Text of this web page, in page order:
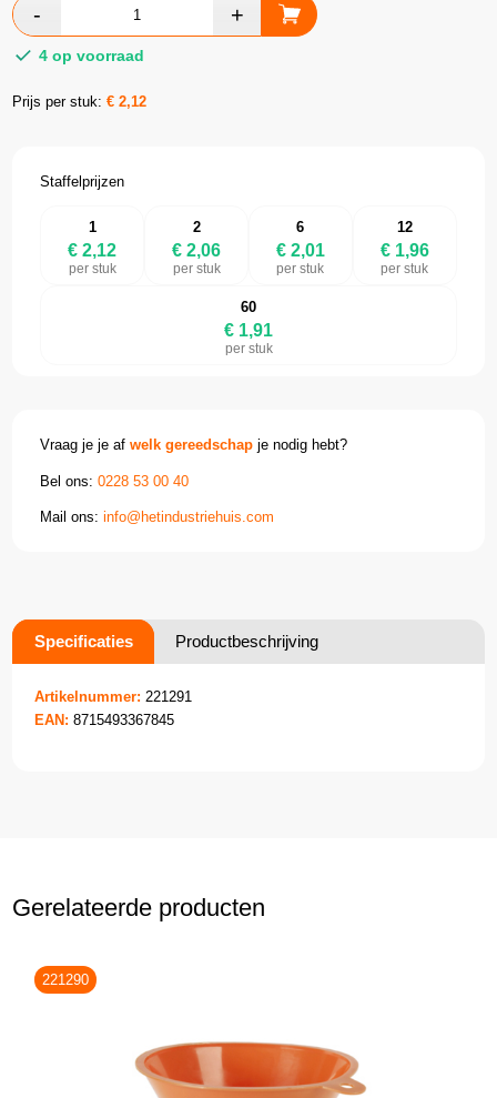
4 op voorraad
Prijs per stuk:€2,12
Staffelprijzen
1
€ 2,12
per stuk
2
€ 2,06
per stuk
6
€ 2,01
per stuk
12
€ 1,96
per stuk
60
€ 1,91
per stuk
Vraag je je afwelk gereedschap je nodig hebt?
Bel ons:0228 53 00 40
Mail ons:info@hetindustriehuis.com
Specificaties Productbeschrijving
Artikelnummer: 221291
EAN: 8715493367845
Gerelateerde producten
221290